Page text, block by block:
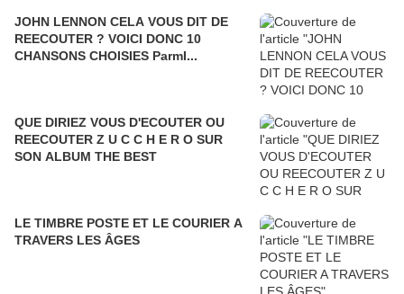
JOHN LENNON CELA VOUS DIT DE
REECOUTER ? VOICI DONC 10
CHANSONS CHOISIES ParmI...
QUE DIRIEZ VOUS D'ECOUTER OU
REECOUTER Z U C C H E R O SUR
SON ALBUM THE BEST
LE TIMBRE POSTE ET LE COURIER A
TRAVERS LES ÂGES